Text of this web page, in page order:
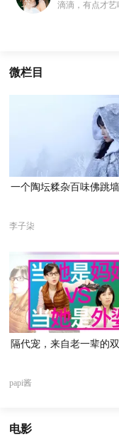
滴滴，有点才艺
微栏目
一个陶坛糅杂百味佛跳墙
李子柒
隔代宠，来自老一辈的
papi酱
电影